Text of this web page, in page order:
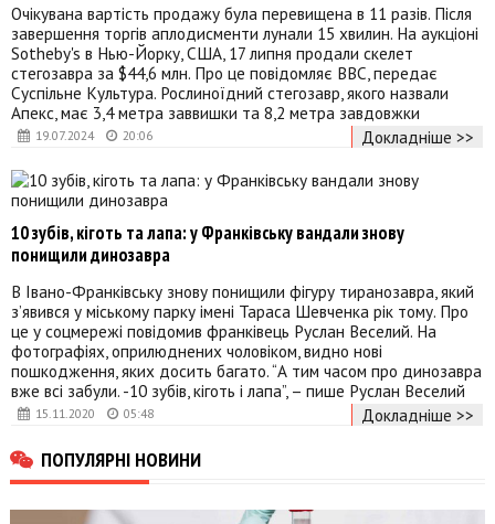
19.07.2024 20:06
Очікувана вартість продажу була перевищена в 11 разів. Після
завершення торгів аплодисменти лунали 15 хвилин. На аукціоні
Sotheby's в Нью-Йорку, США, 17 липня продали скелет
стегозавра за $44,6 млн. Про це повідомляє BBC, передає
Суспільне Культура. Рослиноїдний стегозавр, якого назвали
Апекс, має 3,4 метра заввишки та 8,2 метра завдовжки
Докладніше >>
15.11.2020 05:48
10 зубів, кіготь та лапа: у Франківську вандали знову
понищили динозавра
В Івано-Франківську знову понищили фігуру тиранозавра, який
з’явився у міському парку імені Тараса Шевченка рік тому. Про
це у соцмережі повідомив франківець Руслан Веселий. На
фотографіях, оприлюднених чоловіком, видно нові
пошкодження, яких досить багато. “А тим часом про динозавра
вже всі забули. -10 зубів, кіготь і лапа”, – пише Руслан Веселий
Докладніше >>
ПОПУЛЯРНІ НОВИНИ